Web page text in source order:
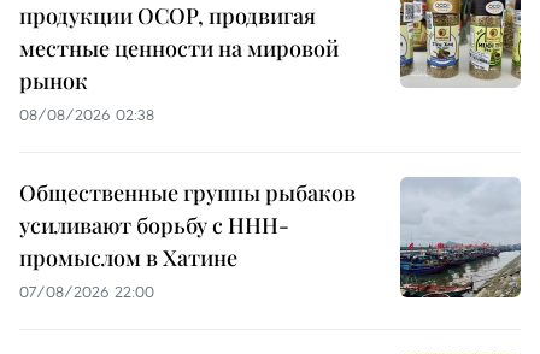
продукции OCOP, продвигая
местные ценности на мировой
рынок
08/08/2026 02:38
Общественные группы рыбаков
усиливают борьбу с ННН-
промыслом в Хатине
07/08/2026 22:00